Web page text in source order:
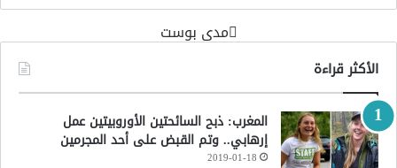
‏مدى بوست‏
الأكثر قراءة
المغرب: ذبح السائحتين الأوروبيتين عمل
إرهابي.. وتم القبض على أحد المجرمين
2019-01-18